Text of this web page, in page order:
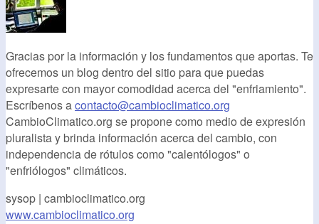
Gracias por la información y los fundamentos que aportas. Te
ofrecemos un blog dentro del sitio para que puedas
expresarte con mayor comodidad acerca del "enfriamiento".
Escríbenos acontacto@cambioclimatico.org
CambioClimatico.org se propone como medio de expresión
pluralista y brinda información acerca del cambio, con
independencia de rótulos como "calentólogos" o
"enfriólogos" climáticos.
sysop | cambioclimatico.org
www.cambioclimatico.org